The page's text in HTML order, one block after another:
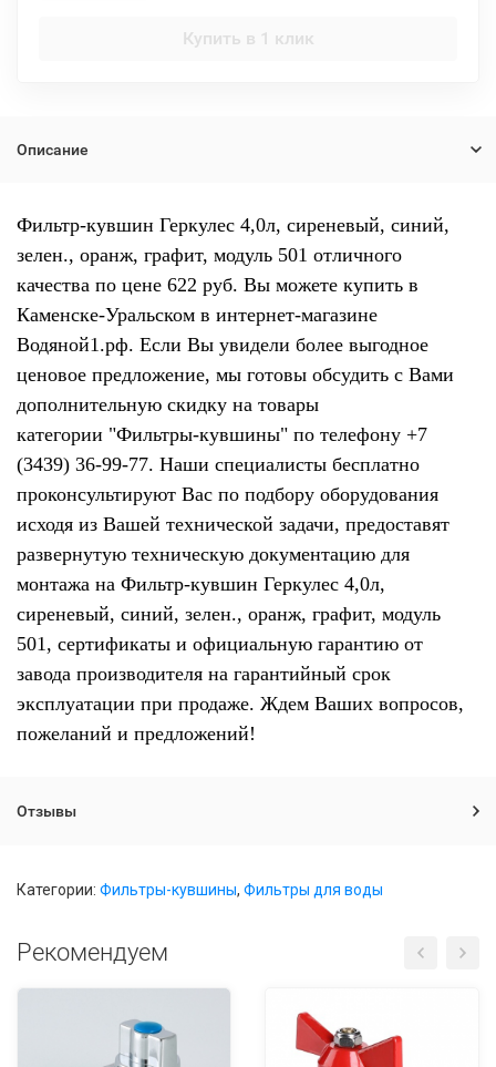
Купить в 1 клик
Описание
Фильтр-кувшин Геркулес 4,0л, сиреневый, синий,
зелен., оранж, графит, модуль 501 отличного
качества по цене 622 руб. Вы можете купить в
Каменске-Уральском в интернет-магазине
Водяной1.рф. Если Вы увидели более выгодное
ценовое предложение, мы готовы обсудить с Вами
дополнительную скидку на товары
категории "Фильтры-кувшины" по телефону +7
(3439) 36-99-77. Наши специалисты бесплатно
проконсультируют Вас по подбору оборудования
исходя из Вашей технической задачи, предоставят
развернутую техническую документацию для
монтажа на Фильтр-кувшин Геркулес 4,0л,
сиреневый, синий, зелен., оранж, графит, модуль
501, сертификаты и официальную гарантию от
завода производителя на гарантийный срок
эксплуатации при продаже. Ждем Ваших вопросов,
пожеланий и предложений!
Отзывы
Категории: Фильтры-кувшины, Фильтры для воды
Рекомендуем